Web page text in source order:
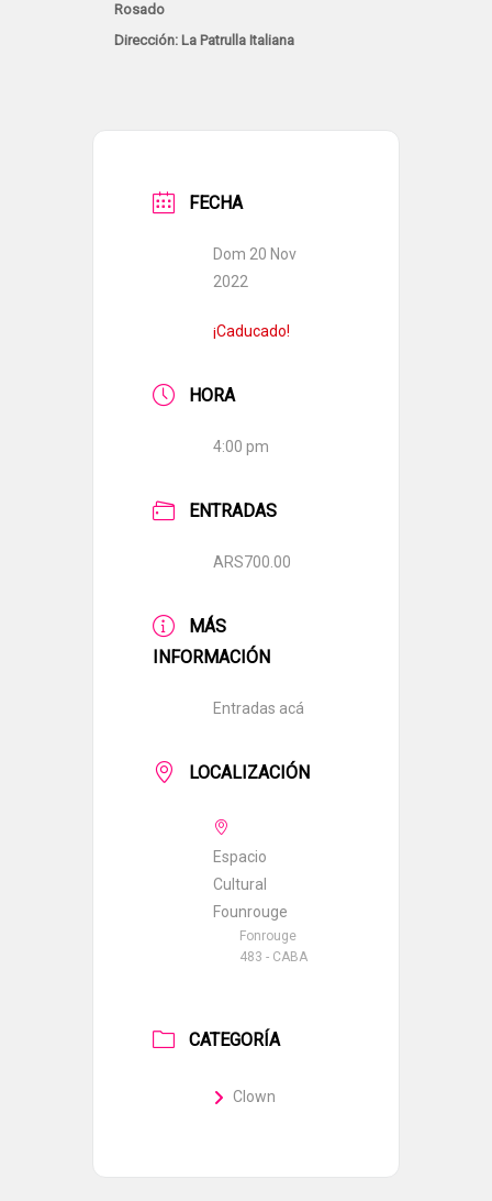
Rosado
Dirección: La Patrulla Italiana
FECHA
Dom 20 Nov
2022
¡Caducado!
HORA
4:00 pm
ENTRADAS
ARS700.00
MÁS
INFORMACIÓN
Entradas acá
LOCALIZACIÓN
Espacio
Cultural
Founrouge
Fonrouge
483 - CABA
CATEGORÍA
Clown